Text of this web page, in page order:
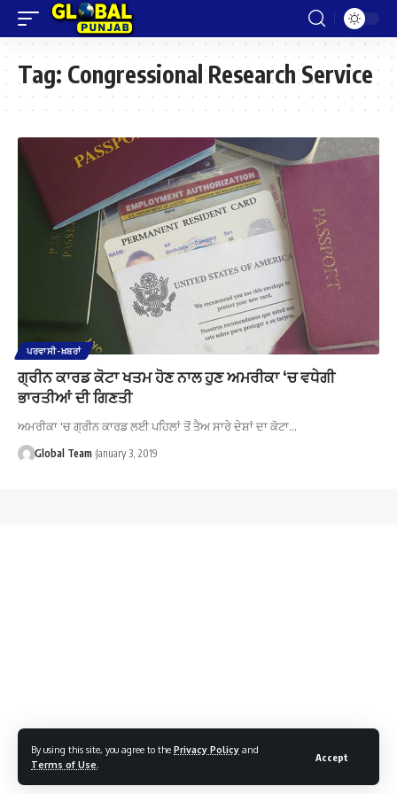
By using this site, you agree to the Privacy Policy and
Terms of Use
Accept
Tag: Congressional Research Service
ਪਰਵਾਸੀ-ਖ਼ਬਰਾਂ
ਗ੍ਰੀਨ ਕਾਰਡ ਕੋਟਾ ਖਤਮ ਹੋਣ ਨਾਲ ਹੁਣ ਅਮਰੀਕਾ ‘ਚ ਵਧੇਗੀ
ਭਾਰਤੀਆਂ ਦੀ ਗਿਣਤੀ
ਅਮਰੀਕਾ 'ਚ ਗ੍ਰੀਨ ਕਾਰਡ ਲਈ ਪਹਿਲਾਂ ਤੋਂ ਤੈਅ ਸਾਰੇ ਦੇਸ਼ਾਂ ਦਾ ਕੋਟਾ…
Global Team January 3, 2019